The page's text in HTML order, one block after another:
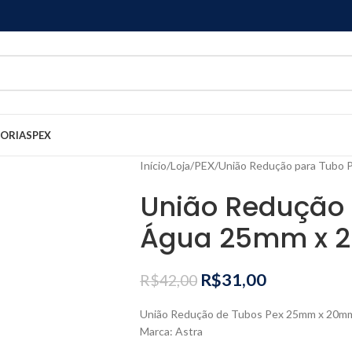
PEX
Início Loja PEX União Redução para Tubo
União
Água 25mm x
R$42,00 R$31,00
União Redução de Tubos Pex 25mm x
Marca: Astra